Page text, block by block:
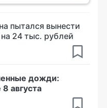
пытался вынести
24 тыс. рублей
дожди:
августа